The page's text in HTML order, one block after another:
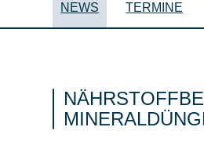
NEWS TERMINE